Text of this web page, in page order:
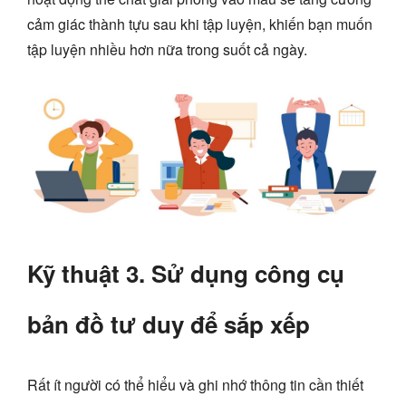
cảm giác thành tựu sau khi tập luyện, khiến bạn muốn
tập luyện nhiều hơn nữa trong suốt cả ngày.
Kỹ thuật 3. Sử dụng công cụ
bản đồ tư duy để sắp xếp
Rất ít người có thể hiểu và ghi nhớ thông tin cần thiết